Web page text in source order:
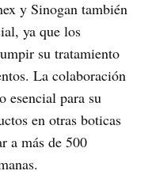
y Sinogan también
ya que los
su tratamiento
La colaboración
esencial para su
en otras boticas
a más de 500